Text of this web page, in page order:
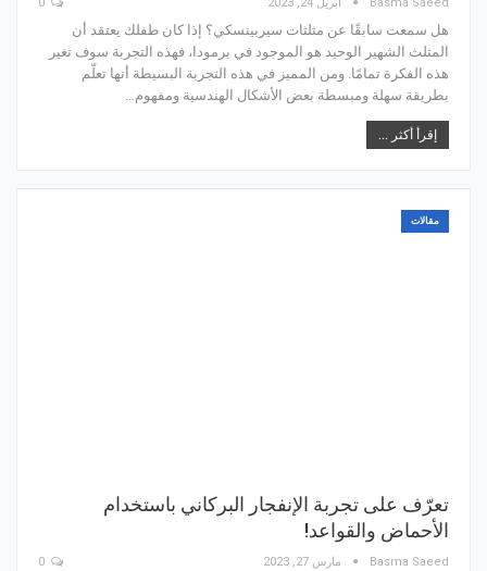
هل سمعت سابقًا عن مثلثات سيربينسكي؟ إذا كان طفلك يعتقد أن
المثلث الشهير الوحيد هو الموجود في برمودا، فهذه التجربة سوف تغير
هذه الفكرة تمامًا. ومن المميز في هذه التجربة البسيطة أنها تعلّم
بطريقة سهلة ومبسطة بعض الأشكال الهندسية ومفهوم…
إقرأ أكثر ...
مقالات
تعرّف على تجربة الإنفجار البركاني باستخدام
الأحماض والقواعد!
Basma Saeed مارس 27, 2023